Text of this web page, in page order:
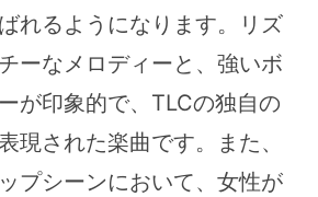
れるようになります。リズ
ーなメロディーと、強いボ
が印象的で、TLCの独自の
現された楽曲です。また、
プシーンにおいて、女性が